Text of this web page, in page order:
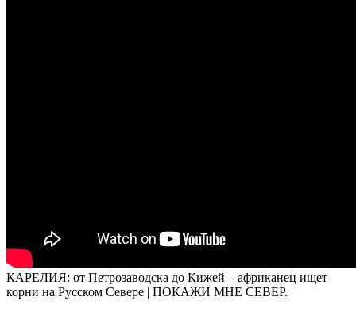
КАРЕЛИЯ: от Петрозаводска до Кижей – африканец ищет
корни на Русском Севере | ПОКАЖИ МНЕ СЕВЕР.